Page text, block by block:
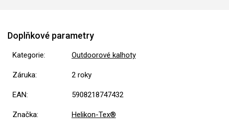
Doplňkové parametry
Kategorie: Outdoorové kalhoty
Záruka: 2 roky
EAN: 5908218747432
Značka: Helikon-Tex®